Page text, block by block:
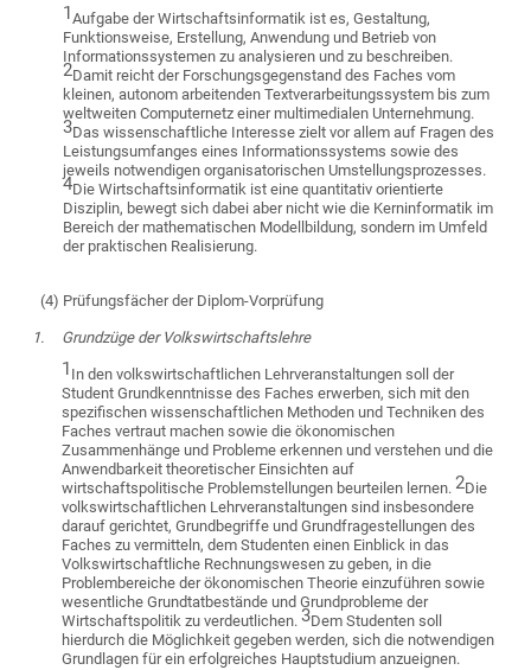
1Aufgabe der Wirtschaftsinformatik ist es, Gestaltung,
Funktionsweise, Erstellung, Anwendung und Betrieb von
Informationssystemen zu analysieren und zu beschreiben.
2Damit reicht der Forschungsgegenstand des Faches vom
kleinen, autonom arbeitenden Textverarbeitungssystem bis zum
weltweiten Computernetz einer multimedialen Unternehmung.
3Das wissenschaftliche Interesse zielt vor allem auf Fragen des
Leistungsumfanges eines Informationssystems sowie des
jeweils notwendigen organisatorischen Umstellungsprozesses.
4Die Wirtschaftsinformatik ist eine quantitativ orientierte
Disziplin, bewegt sich dabei aber nicht wie die Kerninformatik im
Bereich der mathematischen Modellbildung, sondern im Umfeld
der praktischen Realisierung.
(4) Prüfungsfächer der Diplom-Vorprüfung
1. Grundzüge der Volkswirtschaftslehre
1 In den volkswirtschaftlichen Lehrveranstaltungen soll der
Student Grundkenntnisse des Faches erwerben, sich mit den
spezifischen wissenschaftlichen Methoden und Techniken des
Faches vertraut machen sowie die ökonomischen
Zusammenhänge und Probleme erkennen und verstehen und die
Anwendbarkeit theoretischer Einsichten auf
wirtschaftspolitische Problemstellungen beurteilen lernen. 2Die
volkswirtschaftlichen Lehrveranstaltungen sind insbesondere
darauf gerichtet, Grundbegriffe und Grundfragestellungen des
Faches zu vermitteln, dem Studenten einen Einblick in das
Volkswirtschaftliche Rechnungswesen zu geben, in die
Problembereiche der ökonomischen Theorie einzuführen sowie
wesentliche Grundtatbestände und Grundprobleme der
Wirtschaftspolitik zu verdeutlichen.3Dem Studenten soll
hierdurch die Möglichkeit gegeben werden, sich die notwendigen
Grundlagen für ein erfolgreiches Hauptstudium anzueignen.